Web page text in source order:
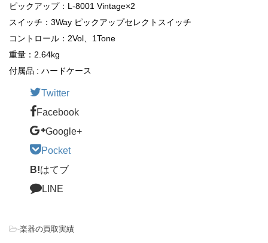
ピックアップ：L-8001 Vintage×2
スイッチ：3Way ピックアップセレクトスイッチ
コントロール：2Vol、1Tone
重量：2.64kg
付属品 : ハードケース
Twitter
Facebook
Google+
Pocket
B!はてブ
LINE
-楽器の買取実績